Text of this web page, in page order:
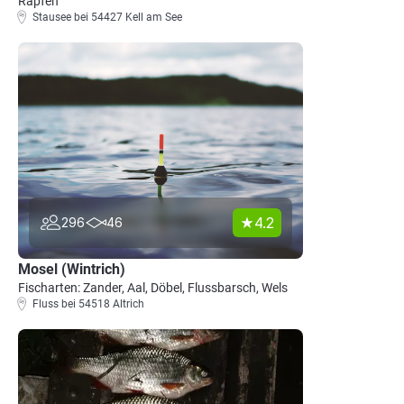
Stausee bei 54427 Kell am See
296 46 4.2
Mosel (Wintrich)
Fischarten: Zander, Aal, Döbel, Flussbarsch, Wels
Fluss bei 54518 Altrich